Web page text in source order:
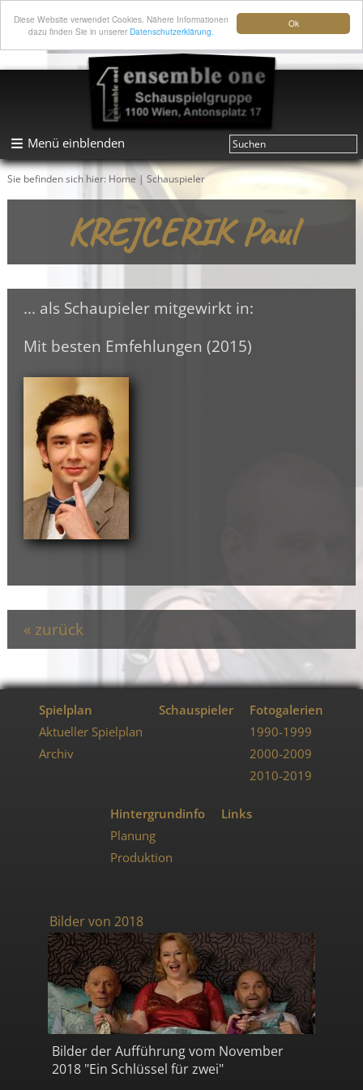
Ok
Diese Website verwendet Cookies. Nähere Informationen
dazu finden Sie in unserer Datenschutzerklärung.
Menü einblenden
Sie befinden sich hier: Home | Schauspieler
KREJCERIK Paul
... als Schaupieler mitgewirkt in:
Mit besten Emfehlungen (2015)
zurück
Spielplan
Aktueller Spielplan
Archiv
Schauspieler
Fotogalerien
1990-1999
2000-2009
2010-2019
Hintergrundinfo
Planung
Produktion
Links
Bilder von 2018
Bilder der Aufführung vom November
2018 "Ein Schlüssel für zwei"